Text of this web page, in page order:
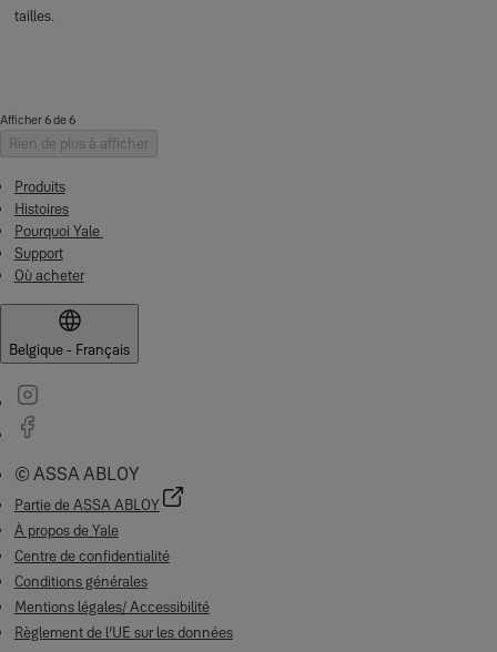
tailles.
Afficher 6 de 6
Rien de plus à afficher
Produits
Histoires
Pourquoi Yale
Support
Où acheter
Belgique - Français
© ASSA ABLOY
Partie de ASSA ABLOY
À propos de Yale
Centre de confidentialité
Conditions générales
Mentions légales/ Accessibilité
Règlement de l’UE sur les données